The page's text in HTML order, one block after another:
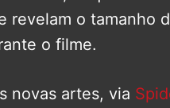
revelam o tamanho
o filme.
novas artes, via